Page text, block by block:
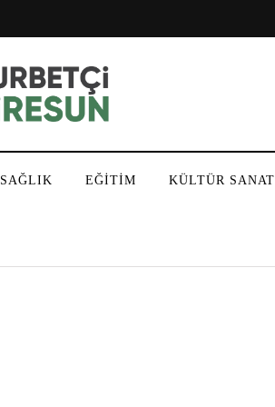
SAĞLIK EĞİTİM KÜLTÜR SANAT